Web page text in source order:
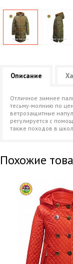
Описание
Отличное зимнее
тесьму-молнию по
ветрозащитные
регулируется с
также походов в
Похожие